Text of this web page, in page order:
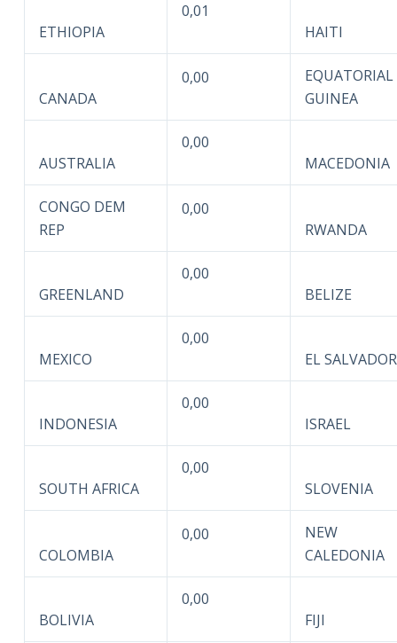
ETHIOPIA
0,01
HAITI
CANADA
0,00
EQUATORIAL
GUINEA
AUSTRALIA
0,00
MACEDONIA
CONGO DEM
REP
0,00
RWANDA
GREENLAND
0,00
BELIZE
MEXICO
0,00
EL SALVADOR
INDONESIA
0,00
ISRAEL
SOUTH AFRICA
0,00
SLOVENIA
COLOMBIA
0,00
NEW
CALEDONIA
BOLIVIA
0,00
FIJI